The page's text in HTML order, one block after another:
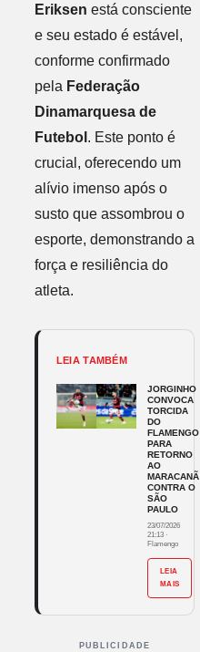
Eriksen está consciente
e seu estado é estável,
conforme confirmado
pela Federação
Dinamarquesa de
Futebol . Este ponto é
crucial, oferecendo um
alívio imenso após o
susto que assombrou o
esporte, demonstrando a
força e resiliência do
atleta.
LEIA TAMBÉM
JORGINHO
CONVOCA
TORCIDA
DO
FLAMENGO
PARA
RETORNO
AO
MARACANÃ
CONTRA O
SÃO
PAULO
23/07/2026
21:13 ·
Flamengo
LEIA
MAIS
PUBLICIDADE